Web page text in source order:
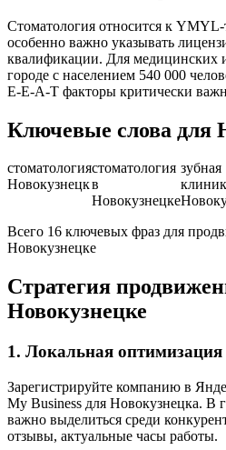
Стоматология относится к
особенно важно указывать
квалификации. Для медицинских
городе с населением 540 000
E-E-A-T факторы критически
Ключевые слова для
стоматология
Новокузнецк
стоматология
в
Новокузнецке
зубная
Всего 16 ключевых фраз для
Новокузнецке
Стратегия
Новокузнецке
1. Локальная оптимизация
Зарегистрируйте компанию в
My Business для Новокузнецка. В
важно выделиться среди
отзывы, актуальные часы работы.